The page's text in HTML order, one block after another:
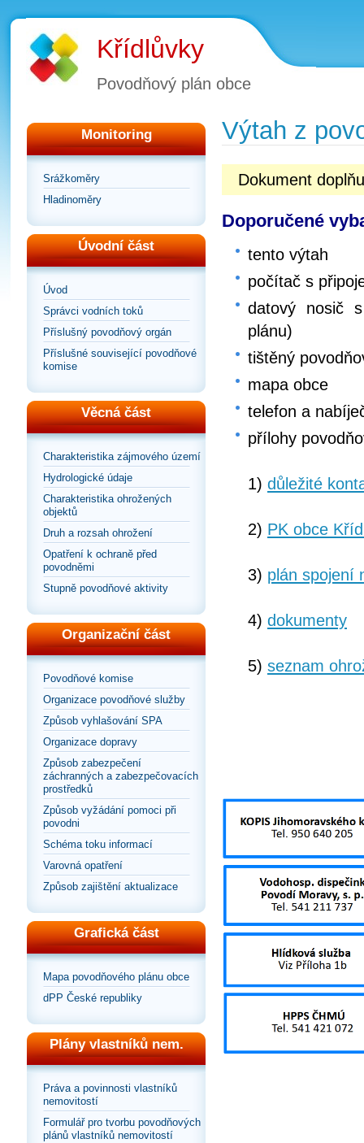
Křídlůvky
Povodňový plán obce
Monitoring
Srážkoměry
Hladinoměry
Úvodní část
Úvod
Správci vodních toků
Příslušný povodňový orgán
Příslušné související povodňové
komise
Věcná část
Charakteristika zájmového území
Hydrologické údaje
Charakteristika ohrožených
objektů
Druh a rozsah ohrožení
Opatření k ochraně před
povodněmi
Stupně povodňové aktivity
Organizační část
Povodňové komise
Organizace povodňové služby
Způsob vyhlašování SPA
Organizace dopravy
Způsob zabezpečení
záchranných a zabezpečovacích
prostředků
Způsob vyžádání pomoci při
povodni
Schéma toku informací
Varovná opatření
Způsob zajištění aktualizace
Grafická část
Mapa povodňového plánu obce
dPP České republiky
Plány vlastníků nem.
Práva a povinnosti vlastníků
nemovitostí
Formulář pro tvorbu povodňových
plánů vlastníků nemovitostí
Výtah z
Dokument
Doporučené
tento výtah
počítač s
datový nosič
plánu)
tištěný
mapa obce
telefon a
přílohy
1) důležité
2) PK obce
3) plán spojení
4) dokumenty
5) seznam